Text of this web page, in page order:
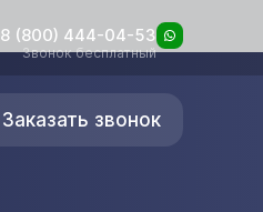
8 (800) 444-04-53
Звонок бесплатный
Заказать звонок